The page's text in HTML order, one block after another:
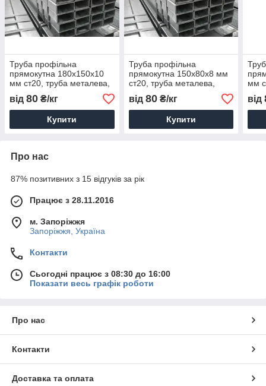
Труба профільна
прямокутна 180х150х10
мм ст20, труба металева,
купити, ціна, доставка
від 80 ₴/кг
Купити
Труба профільна
прямокутна 150х80х8 мм
ст20, труба металева,
купити, ціна, доставка
від 80₴/кг
Купити
мм
від
Про нас
87% позитивних з 15 відгуків за рік
Працює з 28.11.2016
м. Запоріжжя
Запоріжжя, Україна
Контакти
Сьогодні працює з 08:30 до 16:00
Показати весь графік роботи
Про нас
Контакти
Доставка та оплата